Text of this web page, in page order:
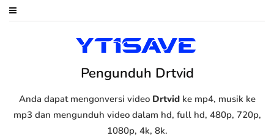
Pengunduh Drtvid
Anda dapat mengonversi video Drtvidke mp4, musik ke
mp3 dan mengunduh video dalam hd, full hd, 480p, 720p,
1080p, 4k, 8k.